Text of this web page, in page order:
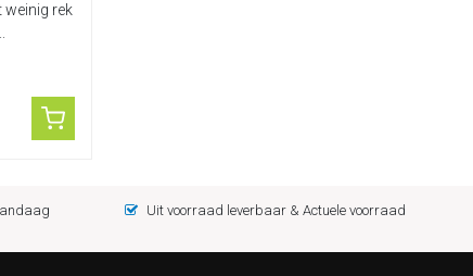
weinig rek
Uit voorraad leverbaar & Actuele voorraad